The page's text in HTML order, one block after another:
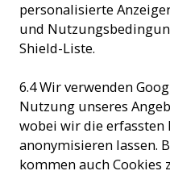
personalisierte
und
Shield-Liste.
6.4 Wir verwenden
Nutzung unseres
wobei wir die erfassten
anonymisieren lassen.
kommen auch Cookies